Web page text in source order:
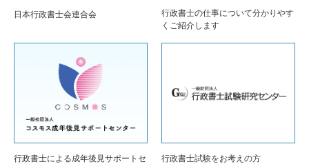
日本行政書士会連合会
行政書士の仕事について分かりやす
くご紹介します
行政書士による成年後見サポートセ
行政書士試験をお考えの方